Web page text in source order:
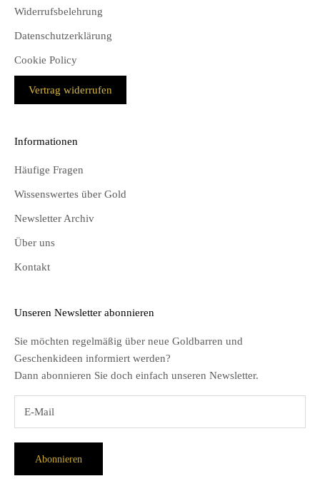
Widerrufsbelehrung
Datenschutzerklärung
Cookie Policy
Vertrag widerrufen
Informationen
Häufige Fragen
Wissenswertes über Gold
Newsletter Archiv
Über uns
Kontakt
Unseren Newsletter abonnieren
Sie möchten regelmäßig über neue Goldbarren und
Geschenkideen informiert werden?
Dann abonnieren Sie doch einfach unseren Newsletter.
Abonnieren